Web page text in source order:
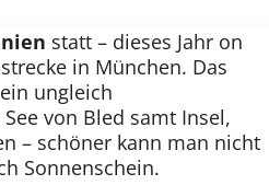
statt – dieses Jahr on
in München. Das
ungleich
von Bled samt Insel,
– schöner kann man nicht
Sonnenschein.